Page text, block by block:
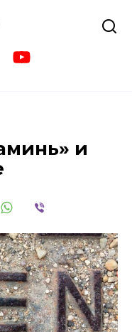
и